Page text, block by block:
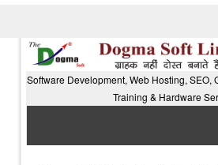
Software Development, Web Hosting, SEO,
Training & Hardware